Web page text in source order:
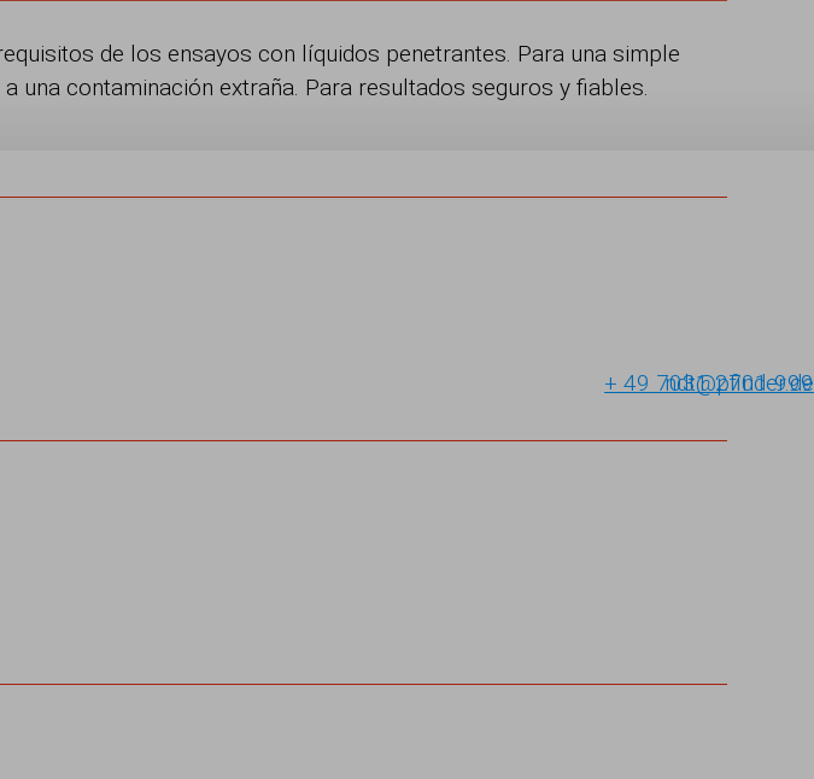
de los ensayos con líquidos penetrantes. Para una simple
una contaminación extraña. Para resultados seguros y fiables.
+ 49 7031 2701-999
ndt@pfinder.de